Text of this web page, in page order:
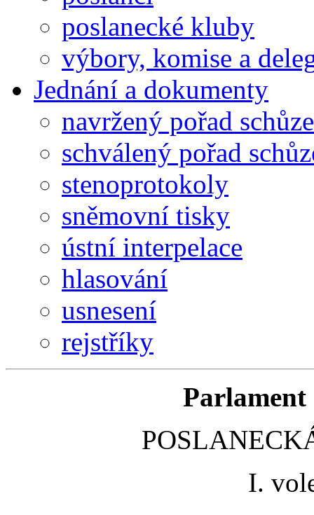
poslanecké kluby
výbory, komise a
Jednání a dokumenty
navržený pořad schůze
schválený pořad
stenoprotokoly
sněmovní tisky
ústní interpelace
hlasování
usnesení
rejstříky
Parlament
I.